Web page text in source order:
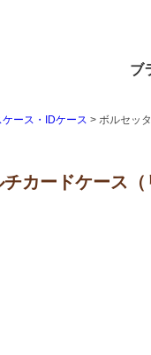
ブ
ケース・IDケース ボルセッ
カードケース（